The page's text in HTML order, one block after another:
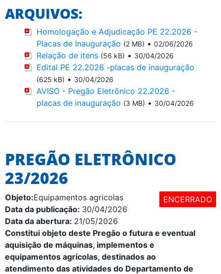
ARQUIVOS:
Homologação e Adjudicação PE 22.2026 -
Placas de Inauguração (2 MB) • 02/06/2026
Relação de itens (56 kB) • 30/04/2026
Edital PE 22.2026 -placas de inauguração
(625 kB) • 30/04/2026
AVISO - Pregão Eletrônico 22.2026 -
placas de inauguração (3 MB) • 30/04/2026
PREGÃO ELETRÔNICO
23/2026
ENCERRADO
Objeto:Equipamentos agricolas
Data da publicação: 30/04/2026
Data da abertura: 21/05/2026
Constitui objeto deste Pregão o futura e eventual
aquisição de máquinas, implementos e
equipamentos agrícolas, destinados ao
atendimento das atividades do Departamento de